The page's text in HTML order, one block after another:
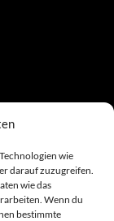
wie
darauf zuzugreifen.
wie das
Wenn du
bestimmte